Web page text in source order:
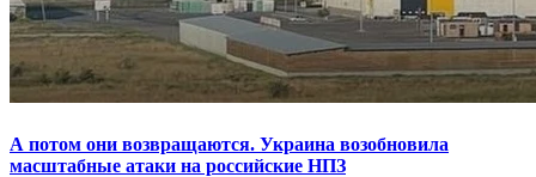
А потом они возвращаются. Украина возобновила
масштабные атаки на российские НПЗ